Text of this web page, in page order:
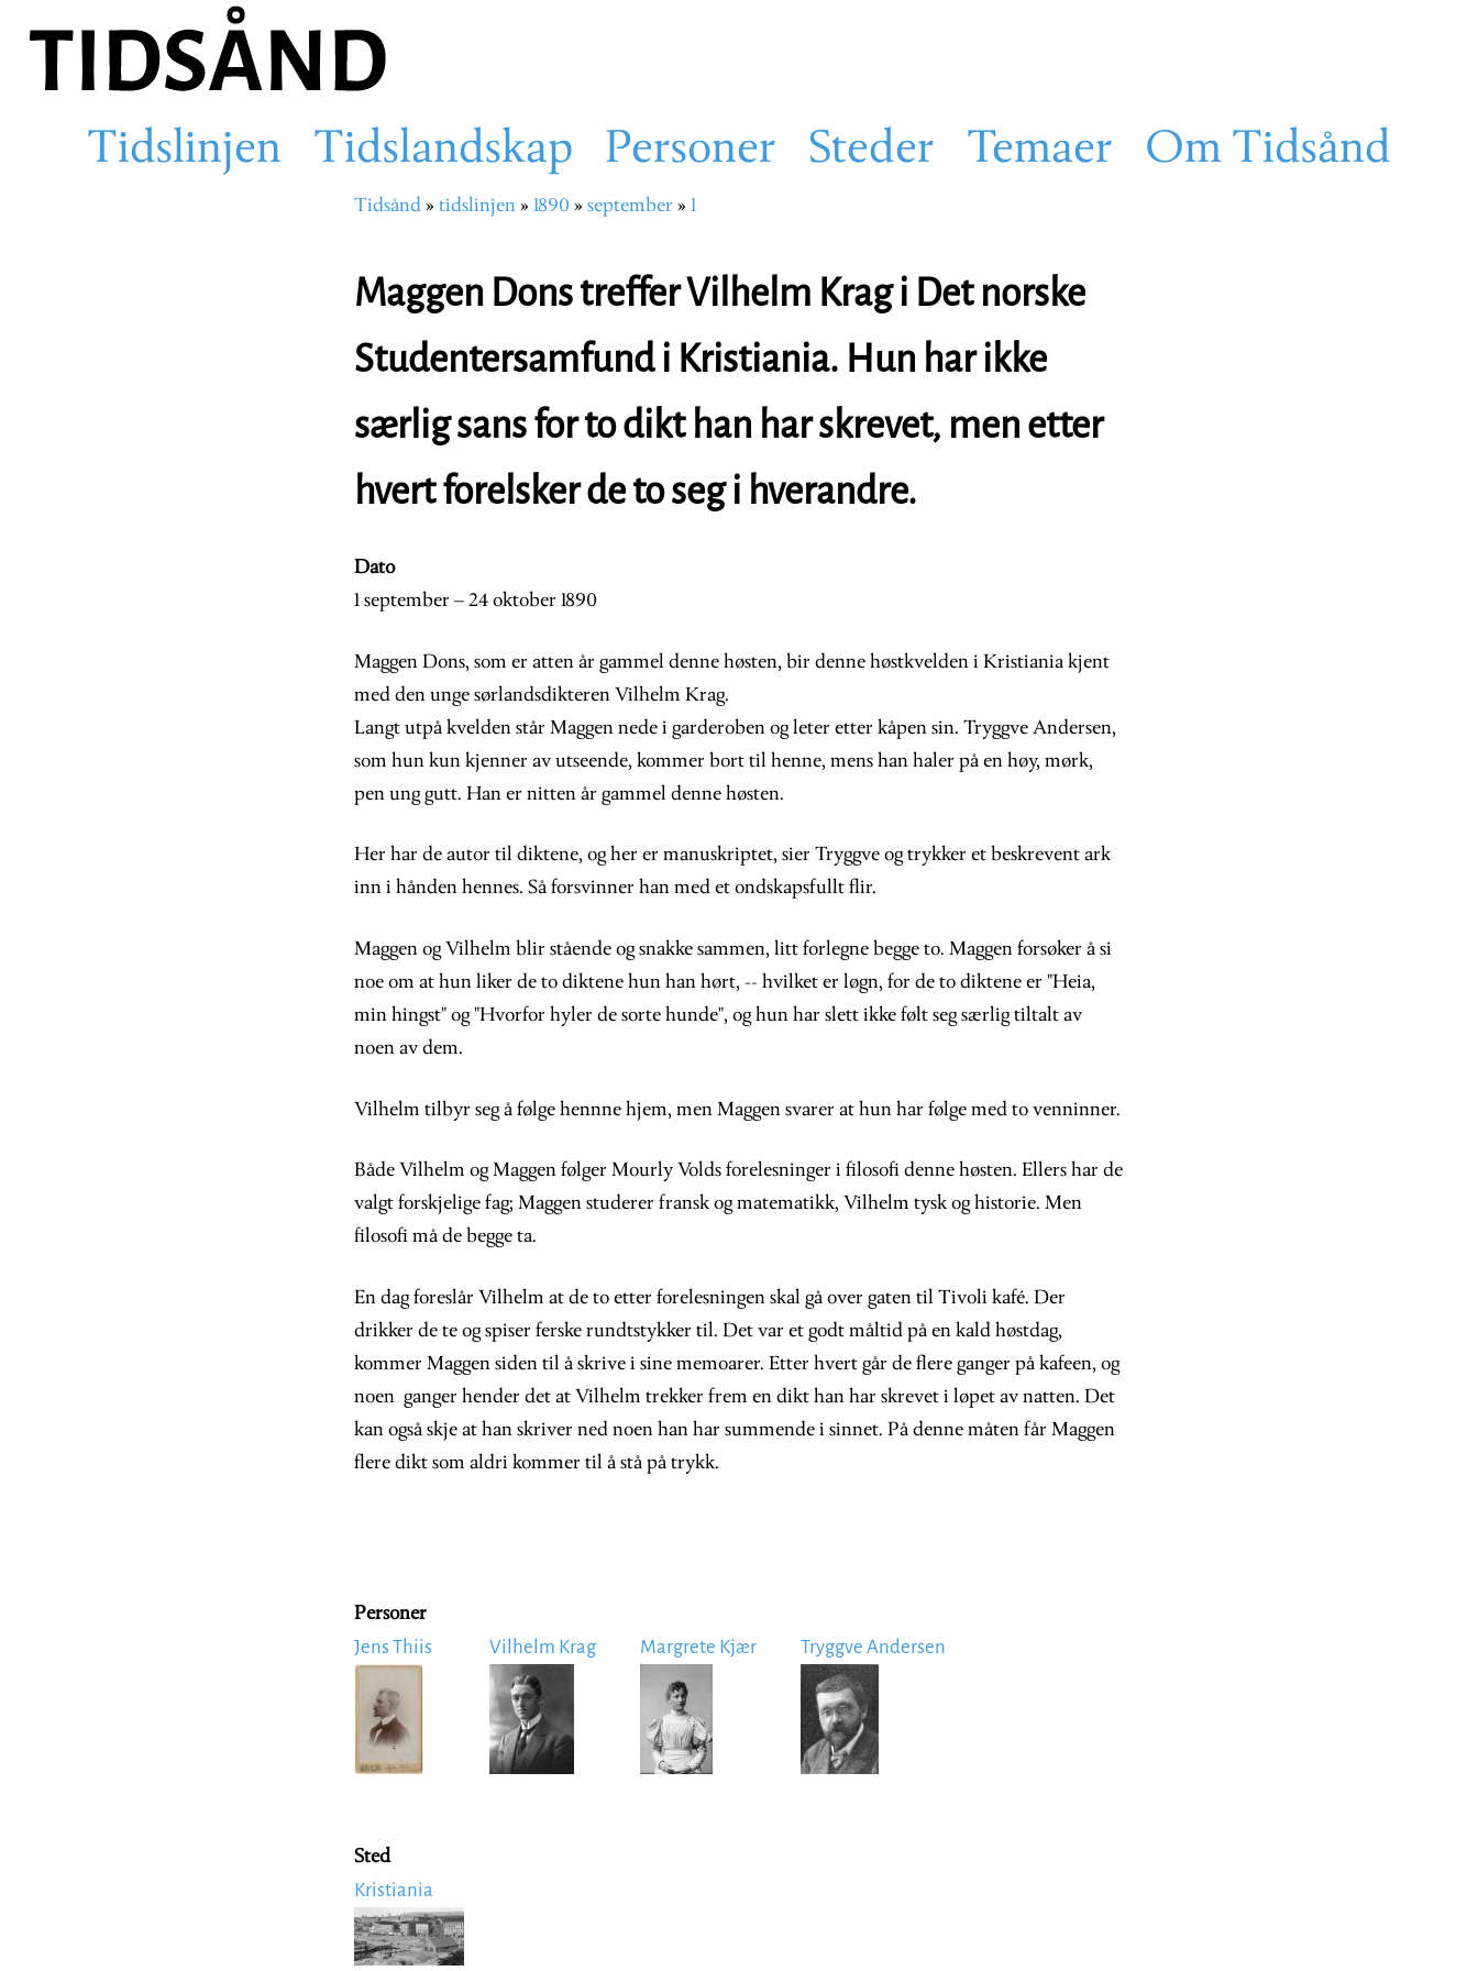
hovedinnhold
Main
Tidslinjen Tidslandskap Personer Steder Temaer Om Tidsånd
Navigasjonssti
Tidsånd tidslinjen 1890 september 1
Maggen Dons treffer Vilhelm Krag i Det norske
Studentersamfund i Kristiania. Hun har ikke
særlig sans for to dikt han har skrevet, men etter
hvert forelsker de to seg i hverandre.
Dato
1 september – 24 oktober 1890
Maggen Dons, som er atten år gammel denne høsten, bir denne høstkvelden i Kristiania kjent
med den unge sørlandsdikteren Vilhelm Krag.
Langt utpå kvelden står Maggen nede i garderoben og leter etter kåpen sin. Tryggve Andersen,
som hun kun kjenner av utseende, kommer bort til henne, mens han haler på en høy, mørk,
pen ung gutt. Han er nitten år gammel denne høsten.
Her har de autor til diktene, og her er manuskriptet, sier Tryggve og trykker et beskrevent ark
inn i hånden hennes. Så forsvinner han med et ondskapsfullt flir.
Maggen og Vilhelm blir stående og snakke sammen, litt forlegne begge to. Maggen forsøker å si
noe om at hun liker de to diktene hun han hørt, -- hvilket er løgn, for de to diktene er "Heia,
min hingst" og "Hvorfor hyler de sorte hunde", og hun har slett ikke følt seg særlig tiltalt av
noen av dem.
Vilhelm tilbyr seg å følge hennne hjem, men Maggen svarer at hun har følge med to venninner.
Både Vilhelm og Maggen følger Mourly Volds forelesninger i filosofi denne høsten. Ellers har de
valgt forskjelige fag; Maggen studerer fransk og matematikk, Vilhelm tysk og historie. Men
filosofi må de begge ta.
En dag foreslår Vilhelm at de to etter forelesningen skal gå over gaten til Tivoli kafé. Der
drikker de te og spiser ferske rundtstykker til. Det var et godt måltid på en kald høstdag,
kommer Maggen siden til å skrive i sine memoarer. Etter hvert går de flere ganger på kafeen, og
noen ganger hender det at Vilhelm trekker frem en dikt han har skrevet i løpet av natten. Det
kan også skje at han skriver ned noen han har summende i sinnet. På denne måten får Maggen
flere dikt som aldri kommer til å stå på trykk.
Personer
Jens Thiis
Vilhelm Krag
Image
Margrete Kjær
Image
Tryggve Andersen
Image
Sted
Kristiania
Image